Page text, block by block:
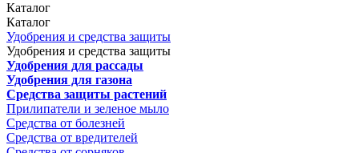
Каталог
Каталог
Удобрения и средства защиты
Удобрения и средства защиты
Удобрения для рассады
Удобрения для газона
Средства защиты растений
Прилипатели и зеленое мыло
Средства от болезней
Средства от вредителей